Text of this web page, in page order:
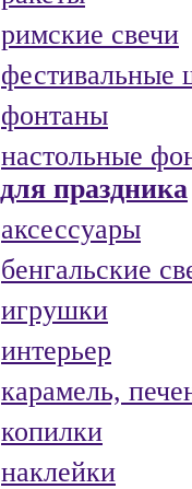
римские свечи
фестивальные
фонтаны
настольные
аксессуары
бенгальские
игрушки
интерьер
карамель,
копилки
наклейки